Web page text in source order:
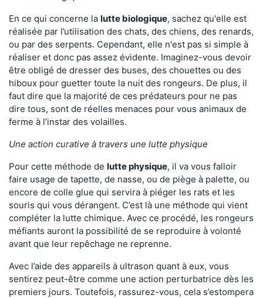
En ce qui concerne la lutte biologique, sachez qu'elle est
réalisée par l’utilisation des chats, des chiens, des renards,
ou par des serpents. Cependant, elle n'est pas si simple à
réaliser et donc pas assez évidente. Imaginez-vous devoir
être obligé de dresser des buses, des chouettes ou des
hiboux pour guetter toute la nuit des rongeurs. De plus, il
faut dire que la majorité de ces prédateurs pour ne pas
dire tous, sont de réelles menaces pour vous animaux de
ferme à l’instar des volailles.
Une action curative à travers une lutte physique
Pour cette méthode de lutte physique, il va vous falloir
faire usage de tapette, de nasse, ou de piège à palette, ou
encore de colle glue qui servira à piéger les rats et les
souris qui vous dérangent. C’est là une méthode qui vient
compléter la lutte chimique. Avec ce procédé, les rongeurs
méfiants auront la possibilité de se reproduire à volonté
avant que leur repêchage ne reprenne.
Avec l’aide des appareils à ultrason quant à eux, vous
sentirez peut-être comme une action perturbatrice dès les
premiers jours. Toutefois, rassurez-vous, cela s’estompera